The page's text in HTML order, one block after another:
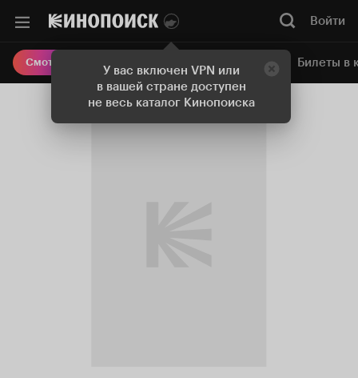
У вас включен VPN или
в вашей стране доступен
не весь каталог Кинопоиска
Войти
Смотреть кино Онлайн-кинотеатр Билеты в